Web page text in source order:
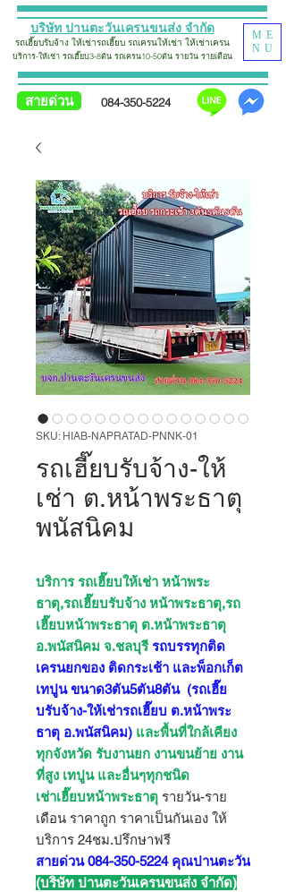
บริษัท ปานตะวันเครนขนส่ง จำกัด
รถเฮี๊ยบรับจ้างให้เช่ารถเฮี๊ยบ รถเครนให้เช่า ให้เช่าเครน
บริการ-ให้เช่า รถเฮี๊ยบ3-8ตัน รถเครน10-50ตัน รายวัน รายเดือน
ME
NU
สายด่วน 084-350-5224
SKU: HIAB-NAPRATAD-PNNK-01
รถเฮี๊ยบรับจ้าง-ให้
เช่า ต.หน้าพระธาตุ
พนัสนิคม
บริการ รถเฮี๊ยบให้เช่า หน้าพระ
ธาตุ,รถเฮี๊ยบรับจ้าง หน้าพระธาตุ,รถ
เฮี๊ยบหน้าพระธาตุ ต.หน้าพระธาตุ
อ.พนัสนิคม จ.ชลบุรีรถบรรทุกติด
เครนยกของ ติดกระเช้า และพ็อกเก็ต
เทปูน ขนาด3ตัน5ตัน8ตัน (รถเฮี๊ย
บรับจ้าง-ให้เช่ารถเฮี๊ยบ ต.หน้าพระ
ธาตุ อ.พนัสนิคม) และพื้นที่ใกล้เคียง
ทุกจังหวัด รับงานยก งานขนย้าย งาน
ที่สูง เทปูน และอื่นๆทุกชนิด
เช่าเฮี๊ยบหน้าพระธาตุ รายวัน-ราย
เดือน ราคาถูก ราคาเป็นกันเอง ให้
บริการ 24ชม.ปรึกษาฟรี
สายด่วน 084-350-5224 คุณปานตะวัน
(บริษัท ปานตะวันเครนขนส่ง จำกัด)